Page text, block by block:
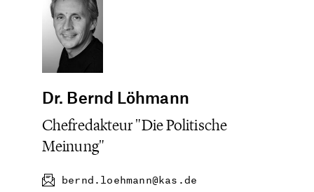
Dr. Bernd Löhmann
Chefredakteur "Die Politische
Meinung"
bernd.loehmann@kas.de